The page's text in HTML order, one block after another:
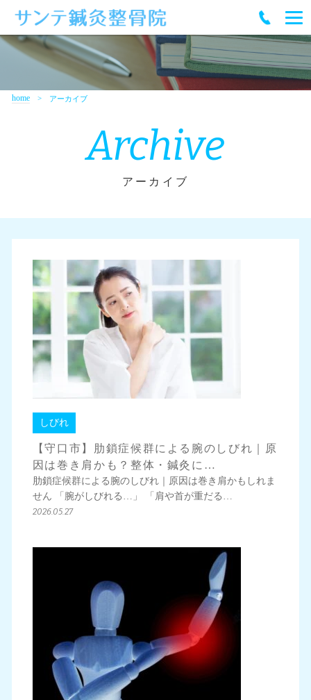
home アーカイブ
Archive
アーカイブ
しびれ
【守口市】肋鎖症候群による腕のしびれ｜原
因は巻き肩かも？整体・鍼灸に…
肋鎖症候群による腕のしびれ｜原因は巻き肩かもしれま
せん 「腕がしびれる…」 「肩や首が重だる…
2026.05.27